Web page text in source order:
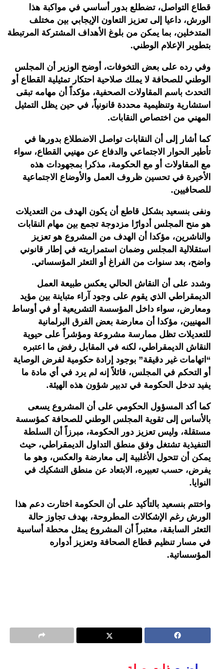
قطاع التواصل، تضطلع بدور أساسي في مواكبة هذا
الورش، داعيا إلى تعزيز التعاون الإيجابي بين مختلف
المتدخلين، بما يمكن من بلوغ الأهداف المشتركة المرتبطة
بتطوير الإعلام الوطني.
وفي رده على بعض التخوفات، أوضح الوزير أن المجلس
الوطني للصحافة لا يملك صلاحية احتكار تمثيلية القطاع أو
التحدث باسم المقاولات الصحفية، مؤكداً أن مهامه تبقى
استشارية وتنظيمية محددة قانونياً، في حين يظل التمثيل
المهني من اختصاص النقابات.
كما أشار إلى أن النقابات تواصل الاضطلاع بدورها في
تأطير الحوار الاجتماعي والدفاع عن مهنيي القطاع، سواء
مع المقاولات أو مع الحكومة، مذكرا بمجهودات هذه
الأخيرة في تحسين ظروف العمل والأوضاع الاجتماعية
للصحافيين.
ونفى بنسعيد بشكل قاطع أن يكون الهدف من التعديلات
هو منح المجلس أدوارًا مزدوجة تجمع بين مهام النقابات
والناشرين، مؤكدا أن الهدف من المشروع هو تعزيز
استقلالية المجلس وضمان استمراريته في إطار قانوني
واضح، بعد سنوات من الفراغ أو التعثر المؤسساتي.
وشدد على أن النقاش الحالي يعكس طبيعة العمل
الديمقراطي الذي يقوم على وجود آراء متباينة بين مؤيد
ومعارض، سواء داخل المؤسسة التشريعية أو في أوساط
المهنيين، مؤكدا أن معارضة بعض الفرق البرلمانية
للتعديلات تظل ممارسة مشروعة ومؤشراً على حيوية
النقاش الديمقراطي، لكنه في المقابل رفض ما اعتبره
“اتهامات غير دقيقة” بوجود إرادة حكومية لفرض الوصاية
أو التحكم في المجلس، قائلاً إنه لم يرد في أي مادة ما
يفيد تدخل الحكومة في تدبير شؤون هذه الهيئة.
كما أكد المسؤول الحكومي على أن المشروع يسعى
بالأساس إلى تقوية المجلس الوطني للصحافة كمؤسسة
مستقلة، وليس تعزيز دور الحكومة، مبرزاً أن السلطة
التنفيذية تشتغل وفق منطق التداول الديمقراطي، حيث
يمكن أن تتحول الأغلبية إلى معارضة والعكس، وهو ما
يفرض، حسب تعبيره، الابتعاد عن منطق التشكيك في
النوايا.
واختتم بنسعيد بالتأكيد على أن الحكومة اختارت دعم هذا
الورش رغم الإشكالات المطروحة، بهدف تجاوز حالة
التعثر السابقة، معتبراً أن المشروع يمثل محطة أساسية
في مسار تنظيم قطاع الصحافة وتعزيز أدواره
المؤسساتية.